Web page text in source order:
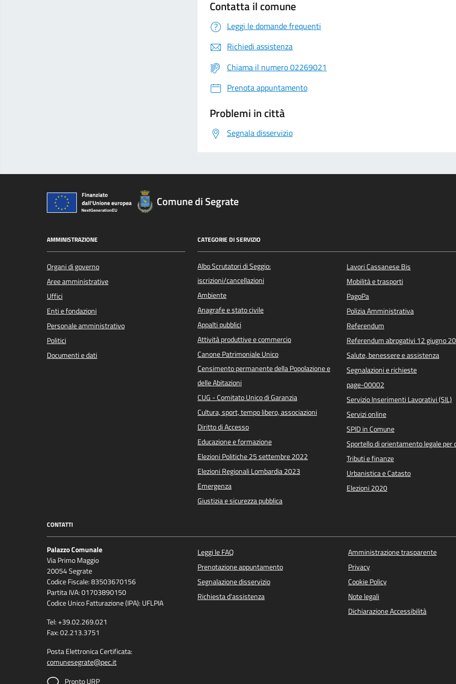
Contatta il comune
Leggi le domande frequenti
Richiedi assistenza
Chiama il numero 02269021
Prenota appuntamento
Problemi in città
Segnala disservizio
Comune di Segrate
AMMINISTRAZIONE
Organi di governo
Aree amministrative
Uffici
Enti e fondazioni
Personale amministrativo
Politici
Documenti e dati
CATEGORIE DI SERVIZIO
Albo Scrutatori di Seggio:
iscrizioni/cancellazioni
Ambiente
Anagrafe e stato civile
Appalti pubblici
Attività produttive e commercio
Canone Patrimoniale Unico
Censimento permanente della Popolazione e
delle Abitazioni
CUG - Comitato Unico di Garanzia
Cultura, sport, tempo libero, associazioni
Diritto di Accesso
Educazione e formazione
Elezioni Politiche 25 settembre 2022
Elezioni Regionali Lombardia 2023
Emergenza
Giustizia e sicurezza pubblica
Lavori Cassanese Bis
Mobilità e trasporti
PagoPa
Polizia Amministrativa
Referendum
Referendum abrogativi 12 giugno
Salute, benessere e assistenza
Segnalazioni e richieste
page-00002
Servizio Inserimenti Lavorativi (SIL)
Servizi online
SPID in Comune
Sportello di orientamento legale per
Tributi e finanze
Urbanistica e Catasto
Elezioni 2020
CONTATTI
Palazzo Comunale
Via Primo Maggio
20054 Segrate
Codice Fiscale: 83503670156
Partita IVA: 01703890150
Codice Unico Fatturazione (IPA): UFLPIA
Tel: +39.02.269.021
Fax: 02.213.3751
Posta Elettronica Certificata:
comunesegrate@pec.it
Pronto URP
Leggi le FAQ
Prenotazione appuntamento
Segnalazione disservizio
Richiesta d'assistenza
Amministrazione trasparente
Privacy
Cookie Policy
Note legali
Dichiarazione Accessibilità